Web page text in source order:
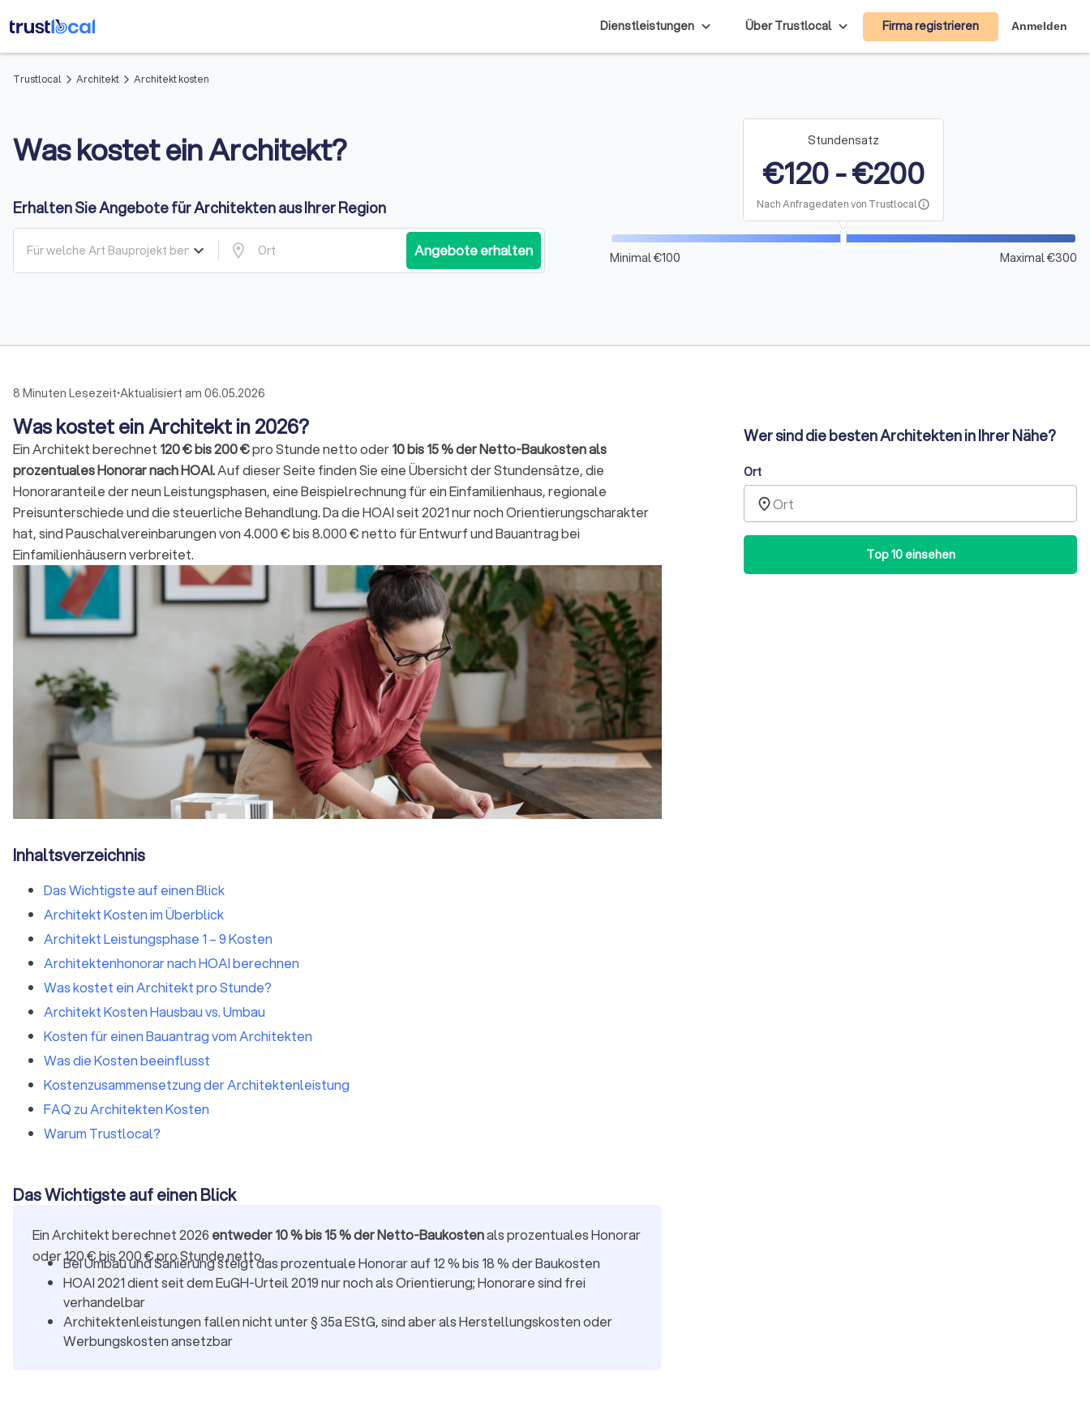
Dienstleistungen Über Trustlocal Firma registrieren Anmelden
Trustlocal arrow_forward_ios Architekt arrow_forward_ios Architekt kosten
Was kostet ein Architekt?
Erhalten Sie Angebote für Architekten aus Ihrer Region
keyboard_arrow_down location_on Angebote erhalten
Stundensatz
€120 - €200
Nach Anfragedaten von Trustlocalinfo
Minimal €100 Maximal €300
8 Minuten Lesezeit•Aktualisiert am 06.05.2026
Was kostet ein Architekt in 2026?
Ein Architekt berechnet 120 € bis 200 €pro Stunde netto oder10 bis 15 % der Netto-Baukosten als
prozentuales Honorar nach HOAI.Auf dieser Seite finden Sie eine Übersicht der Stundensätze, die
Honoraranteile der neun Leistungsphasen, eine Beispielrechnung für ein Einfamilienhaus, regionale
Preisunterschiede und die steuerliche Behandlung. Da die HOAI seit 2021 nur noch Orientierungscharakter
hat, sind Pauschalvereinbarungen von 4.000 € bis 8.000 € netto für Entwurf und Bauantrag bei
Einfamilienhäusern verbreitet.
Inhaltsverzeichnis
Das Wichtigste auf einen Blick
Architekt Kosten im Überblick
Architekt Leistungsphase 1 – 9 Kosten
Architektenhonorar nach HOAI berechnen
Was kostet ein Architekt pro Stunde?
Architekt Kosten Hausbau vs. Umbau
Kosten für einen Bauantrag vom Architekten
Was die Kosten beeinflusst
Kostenzusammensetzung der Architektenleistung
FAQ zu Architekten Kosten
Warum Trustlocal?
Das Wichtigste auf einen Blick
Ein Architekt berechnet 2026 entweder 10 % bis 15 % der Netto-Baukostenals prozentuales Honorar
oder 120 € bis 200 € pro Stunde netto.
Bei Umbau und Sanierung steigt das prozentuale Honorar auf 12 % bis 18 % der Baukosten
HOAI 2021 dient seit dem EuGH-Urteil 2019 nur noch als Orientierung; Honorare sind frei
verhandelbar
Architektenleistungen fallen nicht unter § 35a EStG, sind aber als Herstellungskosten oder
Werbungskosten ansetzbar
Wer sind die besten Architekten in Ihrer Nähe?
Ort
place
Top 10 einsehen